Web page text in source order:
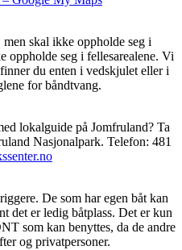
skal ikke oppholde seg i
oppholde seg i fellesarealene. Vi
du enten i vedskjulet eller i
for båndtvang.
lokalguide på Jomfruland? Ta
Nasjonalpark. Telefon: 481
De som har egen båt kan
det er ledig båtplass. Det er kun
som kan benyttes, da de andre
og privatpersoner.